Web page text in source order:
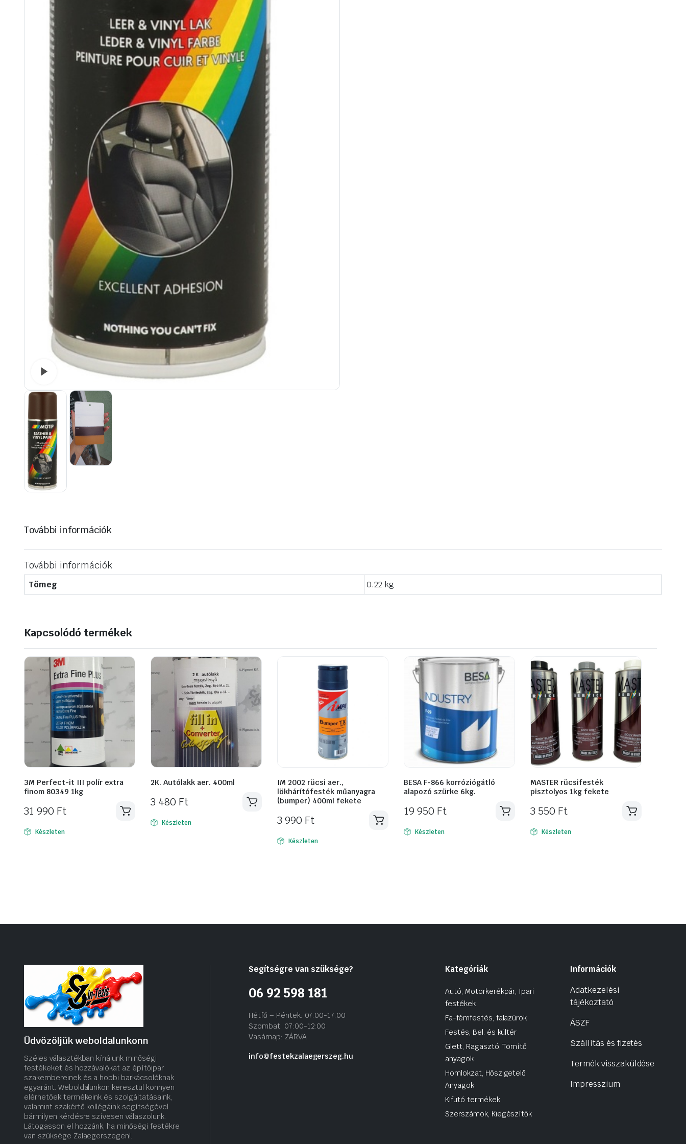
Watch video
További információk
További információk
Tömeg 0.22 kg
Kapcsolódó termékek
3M Perfect-it III polír extra
finom 80349 1kg
31 990 Ft
Készleten
2K. Autólakk aer. 400ml
3 480 Ft
Készleten
IM 2002 rücsi aer.,
lökhárítófesték műanyagra
(bumper) 400ml fekete
3 990 Ft
Készleten
BESA F-866 korróziógátló
alapozó szürke 6kg.
19 950 Ft
Készleten
MASTER rücsifesték
pisztolyos 1kg fekete
3 550 Ft
Készleten
Üdvözöljük weboldalunkonn
Széles választékban kínálunk minőségi
festékeket és hozzávalókat az építőipar
szakembereinek és a hobbi barkácsolóknak
egyaránt. Weboldalunkon keresztül könnyen
elérhetőek termékeink és szolgáltatásaink,
valamint szakértő kollégáink segítségével
bármilyen kérdésre szívesen válaszolunk.
Látogasson el hozzánk, ha minőségi festékre
van szüksége Zalaegerszegen!.
Segítségre van szüksége?
06 92 598 181
Hétfő – Péntek: 07:00-17:00
Szombat: 07:00-12:00
Vasárnap: ZÁRVA
info@festekzalaegerszeg.hu
Kategóriák
Autó, Motorkerékpár, Ipari
festékek
Fa-fémfestés, falazúrok
Festés, Bel. és kültér
Glett, Ragasztó, Tömítő
anyagok
Homlokzat, Hőszigetelő
Anyagok
Kifutó termékek
Szerszámok, Kiegészítők
Információk
Adatkezelési
tájékoztató
ÁSZF
Szállítás és fizetés
Termék visszaküldése
Impresszium